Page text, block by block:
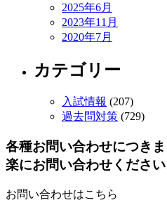
2025年6月
2023年11月
2020年7月
カテゴリー
入試情報 (207)
過去問対策 (729)
各種お問い合わせにつき
楽にお問い合わせください
お問い合わせはこちら